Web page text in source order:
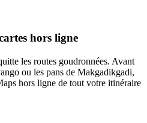
hors ligne
les routes goudronnées. Avant
ou les pans de Makgadikgadi,
hors ligne de tout votre itinéraire